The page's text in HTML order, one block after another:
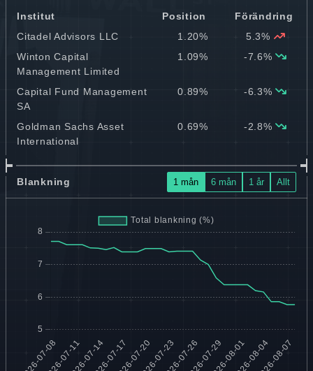
Institut Position
Förändring
Citadel Advisors LLC
1.20%
5.3%
Winton Capital
Management Limited
1.09% -7.6%
Capital Fund Management
SA
0.89% -6.3%
Goldman Sachs Asset
International
0.69% -2.8%
Blankning 1 mån 6 mån 1 år Allt